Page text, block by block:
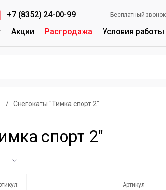
+7 (8352) 24-00-99 Бесплатный звонок
Акции Распродажа Условия работы
/ Снегокаты "Тимка спорт 2"
спорт 2"
Артикул: